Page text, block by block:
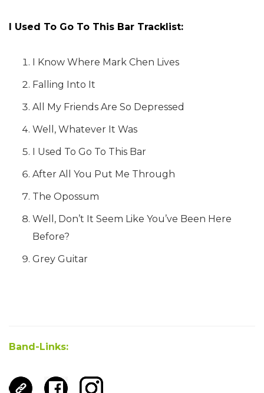
I Used To Go To This Bar Tracklist:
I Know Where Mark Chen Lives
Falling Into It
All My Friends Are So Depressed
Well, Whatever It Was
I Used To Go To This Bar
After All You Put Me Through
The Opossum
Well, Don’t It Seem Like You’ve Been Here
Before?
Grey Guitar
Band-Links: